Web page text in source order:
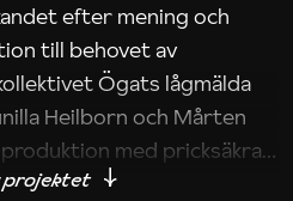
efter mening och
till behovet av
Ögats lågmälda
Heilborn och Mårten
med pricksäkra
det kan vara att omsätta